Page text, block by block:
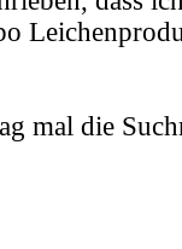
mal die